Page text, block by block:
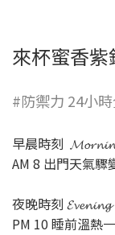
來杯蜜香
#防禦力 24小時
早晨時刻
AM 8 出門天氣驟
夜晚時刻 𝓔𝓿𝓮𝓷𝓲𝓷𝓰
PM 10 睡前溫熱